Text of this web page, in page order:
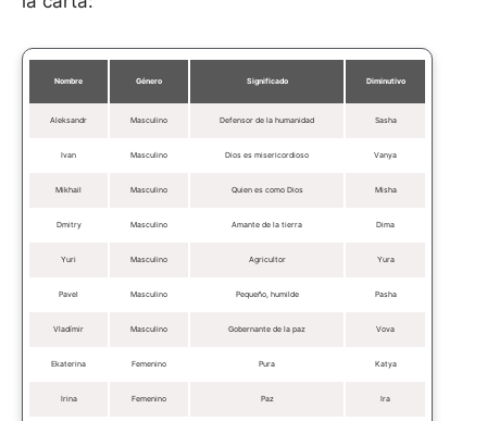
Nombre Género Significado Diminutivo
Aleksandr Masculino Defensor de la humanidad Sasha
Ivan Masculino Dios es misericordioso Vanya
Mikhail Masculino Quien es como Dios Misha
Dmitry Masculino Amante de la tierra Dima
Yuri Masculino Agricultor Yura
Pavel Masculino Pequeño, humilde Pasha
Vladímir Masculino Gobernante de la paz Vova
Ekaterina Femenino Pura Katya
Irina Femenino Paz Ira